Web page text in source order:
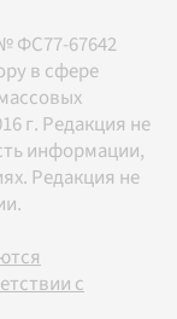
ФС77-67642
в сфере
г. Редакция не
информации,
Редакция не
с